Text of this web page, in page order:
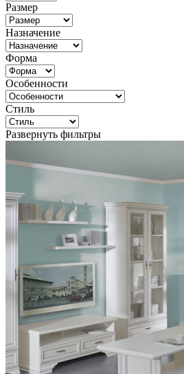
Размер
Назначение
Форма
Особенности
Стиль
Развернуть фильтры